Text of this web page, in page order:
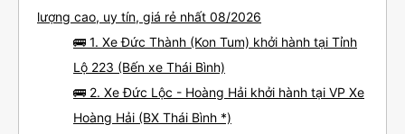
lượng cao, uy tín, giá rẻ nhất 08/2026
🚌 1. Xe Đức Thành (Kon Tum) khởi hành tại Tỉnh
Lộ 223 (Bến xe Thái Bình)
🚌 2. Xe Đức Lộc - Hoàng Hải khởi hành tại VP Xe
Hoàng Hải (BX Thái Bình *)